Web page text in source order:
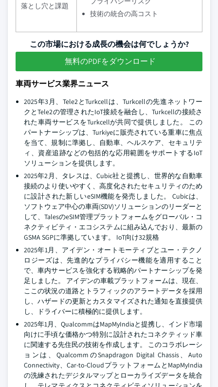
落とし穴と課題
技術の統合の高コスト
この市場における成長の機会は何でしょうか?
無料のPDFをダウンロード
車両サービス業界ニュース
2025年3月、Tele2とTurkcellは、Turkcellの先進ネットワー
クとTele2の管理されたIoT接続を融合し、Turkcellの接続さ
れた車両サービスをTurkcellが共同で提供しました。 この
パートナーシップは、Turkiyeに販売されている重車に焦点
を当て、規制に準拠し、自動車、ヘルスケア、セキュリテ
ィ、資産追跡などの包括的な応用範囲をサポートするIoT
ソリューションを提供します。
2025年2月、タレスは、Cubic社と提携し、世界的な自動車
接続のより使いやすく、高度化されたセキュリティのため
に設計された新しいeSIM機能を発売しました。 Cubicは、
ソフトウェア中心の車両(SDV)ソリューションのリーダーと
して、TalesのeSIM管理プラットフォームをグローバル・コ
ネクティビティ・エコシステムに組み込んでおり、最新の
GSMA SGPに準拠しています。 IoT向け32規格
2025年1月、アイデン・オートモーティブとユー・テクノ
ロジーズは、先進的なプライバシー機能を適用すること
で、車内サービスを強化する戦略的パートナーシップを発
足しました。 アイデンの車載プラットフォームは、現在、
ここの状況の道路とトラフィックのアラートデータを採用
し、ハザードの更新とカスタマイズされた通知を直接提供
し、ドライバーに積極的に提供します。
2025年1月、QualcommはMapMyIndiaと提携し、インド市場
向けに手頃な価格かつ特別に設計されたコネクティッド車
に関連する先住民の技術を作成します。 このコラボレーシ
ョンは、QualcommのSnapdragon Digital Chassis、Auto
Connectivity、Car-to-CloudプラットフォームとMapMyIndia
の洗練されたデジタルマップとローカライズデータを統合